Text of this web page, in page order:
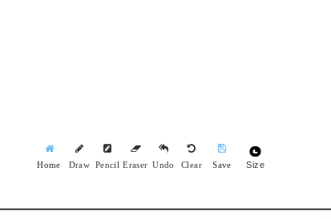
Home Draw Pencil Eraser Undo Clear Save Size